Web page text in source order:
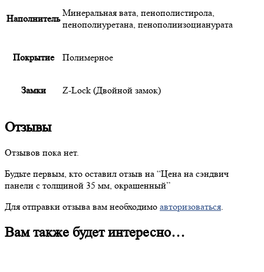
Наполнитель
Минеральная вата, пенополистирола,
пенополиуретана, пенополиизоцианурата
Покрытие Полимерное
Замки Z-Lock (Двойной замок)
Отзывы
Отзывов пока нет.
Будьте первым, кто оставил отзыв на “Цена на сэндвич
панели с толщиной 35 мм, окрашенный”
Для отправки отзыва вам необходимо авторизоваться.
Вам также будет интересно…